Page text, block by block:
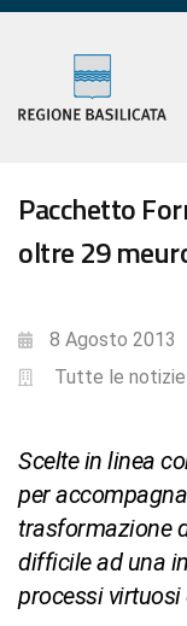
Pacchetto
oltre 29
8 Agosto 2013
Tutte le
Scelte in linea
per
trasformazione
difficile ad una
processi